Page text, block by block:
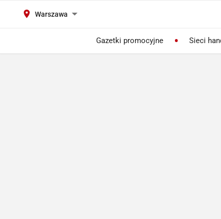
Warszawa
Gazetki promocyjne Sieci